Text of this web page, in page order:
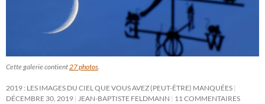
Cette galerie contient27 photos.
2019 : LES IMAGES DU CIEL QUE VOUS AVEZ (PEUT-ÊTRE) MANQUÉES
DÉCEMBRE 30, 2019 JEAN-BAPTISTE FELDMANN 11 COMMENTAIRES